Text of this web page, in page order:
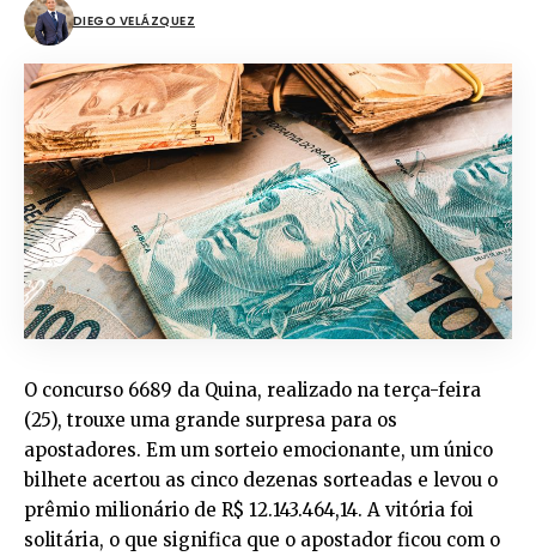
DIEGO VELÁZQUEZ
O concurso 6689 da Quina, realizado na terça-feira
(25), trouxe uma grande surpresa para os
apostadores. Em um sorteio emocionante, um único
bilhete acertou as cinco dezenas sorteadas e levou o
prêmio milionário de R$ 12.143.464,14. A vitória foi
solitária, o que significa que o apostador ficou com o